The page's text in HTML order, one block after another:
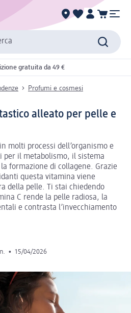
gratuita da 49 €
Profumi e cosmesi
alleato per pelle e
molti processi dell’organismo e
per il metabolismo, il sistema
formazione di collagene. Grazie
questa vitamina viene
della pelle. Ti stai chiedendo
C rende la pelle radiosa, la
e contrasta l’invecchiamento
• 15/04/2026